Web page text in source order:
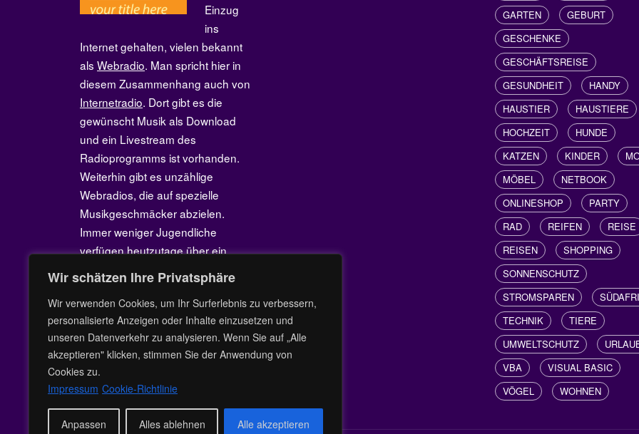
Wir schätzen Ihre Privatsphäre
Wir verwenden Cookies, um Ihr Surferlebnis zu verbessern,
personalisierte Anzeigen oder Inhalte einzusetzen und
unseren Datenverkehr zu analysieren. Wenn Sie auf „Alle
akzeptieren" klicken, stimmen Sie der Anwendung von
Cookies zu.
Impressum Cookie-Richtlinie
Anpassen Alles ablehnen Alle akzeptieren
Einzug
ins
Internet gehalten, vielen bekannt
als Webradio. Man spricht hier in
diesem Zusammenhang auch von
Internetradio. Dort gibt es die
gewünscht Musik als Download
und ein Livestream des
Radioprogramms ist vorhanden.
Weiterhin gibt es unzählige
Webradios, die auf spezielle
Musikgeschmäcker abzielen.
Immer weniger Jugendliche
verfügen heutzutage über ein
kann mittlerweile jedes beliebige
Musikstück auf dem PC oder
Smartphone auf Wunsch
abgerufen werden.
GARTEN
GEBURT
GESCHENKE
GESCHÄFTSREISE
GESUNDHEIT
HANDY
HAUSTIER
HAUSTIERE
HOCHZEIT
HUNDE
KATZEN
KINDER
MÖBEL
NETBOOK
ONLINESHOP
PARTY
RAD
REIFEN
REISE
REISEN
SHOPPING
SONNENSCHUTZ
STROMSPAREN
TECHNIK
TIERE
UMWELTSCHUTZ
VBA
VISUAL BASIC
VÖGEL
WOHNEN